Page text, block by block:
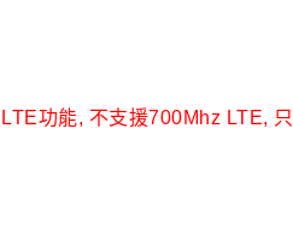
功能, 不支援700Mhz LTE,